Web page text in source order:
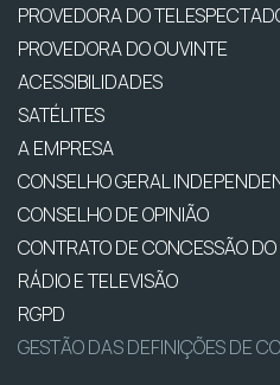
PROVEDORA DO
PROVEDORA DO OUVINTE
ACESSIBILIDADES
SATÉLITES
A EMPRESA
CONSELHO GERAL
CONSELHO DE OPINIÃO
CONTRATO DE CONCESSÃO
RÁDIO E TELEVISÃO
RGPD
GESTÃO DAS DEFINIÇÕES DE